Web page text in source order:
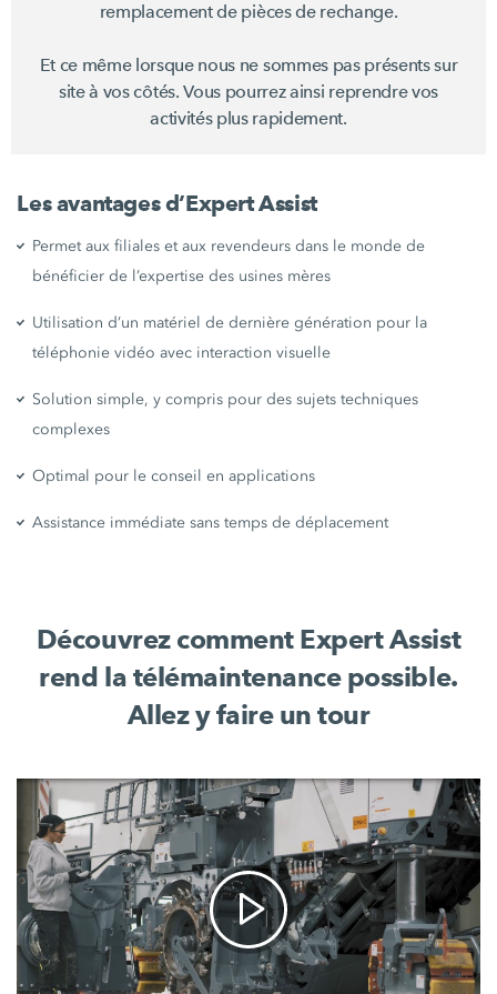
remplacement de pièces de rechange.
Et ce même lorsque nous ne sommes pas présents sur
site à vos côtés. Vous pourrez ainsi reprendre vos
activités plus rapidement.
Les avantages d’Expert Assist
Permet aux filiales et aux revendeurs dans le monde de
bénéficier de l’expertise des usines mères
Utilisation d’un matériel de dernière génération pour la
téléphonie vidéo avec interaction visuelle
Solution simple, y compris pour des sujets techniques
complexes
Optimal pour le conseil en applications
Assistance immédiate sans temps de déplacement
Découvrez comment Expert Assist
rend la télémaintenance possible.
Allez y faire un tour